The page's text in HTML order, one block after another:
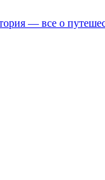
— все о